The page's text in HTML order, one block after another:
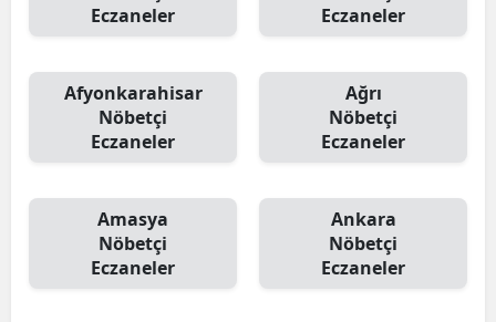
Eczaneler
Eczaneler
Afyonkarahisar
Nöbetçi
Eczaneler
Ağrı
Nöbetçi
Eczaneler
Amasya
Nöbetçi
Eczaneler
Ankara
Nöbetçi
Eczaneler